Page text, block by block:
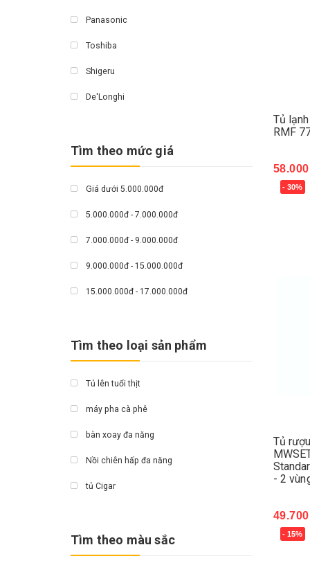
Tủ
RMF
- 30%
Mua
Tủ
- 2
- 15%
Mua
Panasonic
Toshiba
Shigeru
De'Longhi
Olivo
Kapani
Ecovacs
chef
fan
ATG
Nodor
Dann
Tìm theo mức giá
Giá dưới 5.000.000đ
5.000.000đ - 7.000.000đ
7.000.000đ - 9.000.000đ
9.000.000đ - 15.000.000đ
15.000.000đ - 17.000.000đ
Tìm theo loại sản phẩm
Tủ lên tuổi thịt
máy pha cà phê
bàn xoay đa năng
Nồi chiên hấp đa năng
tủ Cigar
máy hút ẩm
Tìm theo màu sắc